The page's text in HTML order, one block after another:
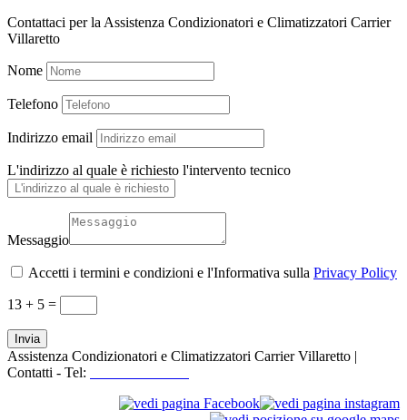
Contattaci per la Assistenza Condizionatori e Climatizzatori Carrier
Villaretto
Nome
Telefono
Indirizzo email
L'indirizzo al quale è richiesto l'intervento tecnico
Messaggio
Accetti i termini e condizioni e l'Informativa sulla Privacy Policy
13 + 5 =
Invia
Assistenza Condizionatori e Climatizzatori Carrier Villaretto |
Contatti - Tel: